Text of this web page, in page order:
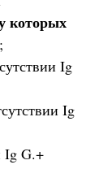
которых
Ig
Ig
Ig G.+